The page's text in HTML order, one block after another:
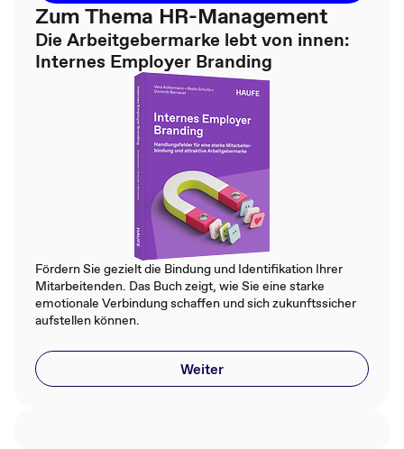
Zum Thema HR-Management
Die Arbeitgebermarke lebt von innen:
Internes Employer Branding
Fördern Sie gezielt die Bindung und Identifikation Ihrer
Mitarbeitenden. Das Buch zeigt, wie Sie eine starke
emotionale Verbindung schaffen und sich zukunftssicher
aufstellen können.
Weiter